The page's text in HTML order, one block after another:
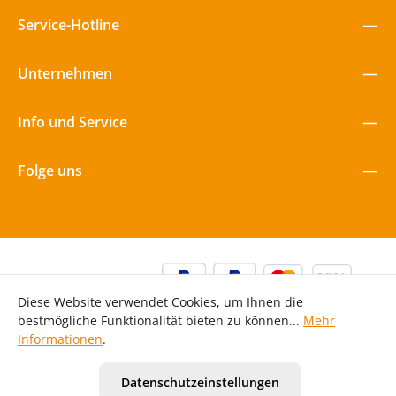
Service-Hotline
Unternehmen
Info und Service
Folge uns
und ggf. Nachnahmegebühren, wenn nicht anders
Diese Website verwendet Cookies, um Ihnen die
bestmögliche Funktionalität bieten zu können... Mehr
Informationen.
Datenschutzeinstellungen